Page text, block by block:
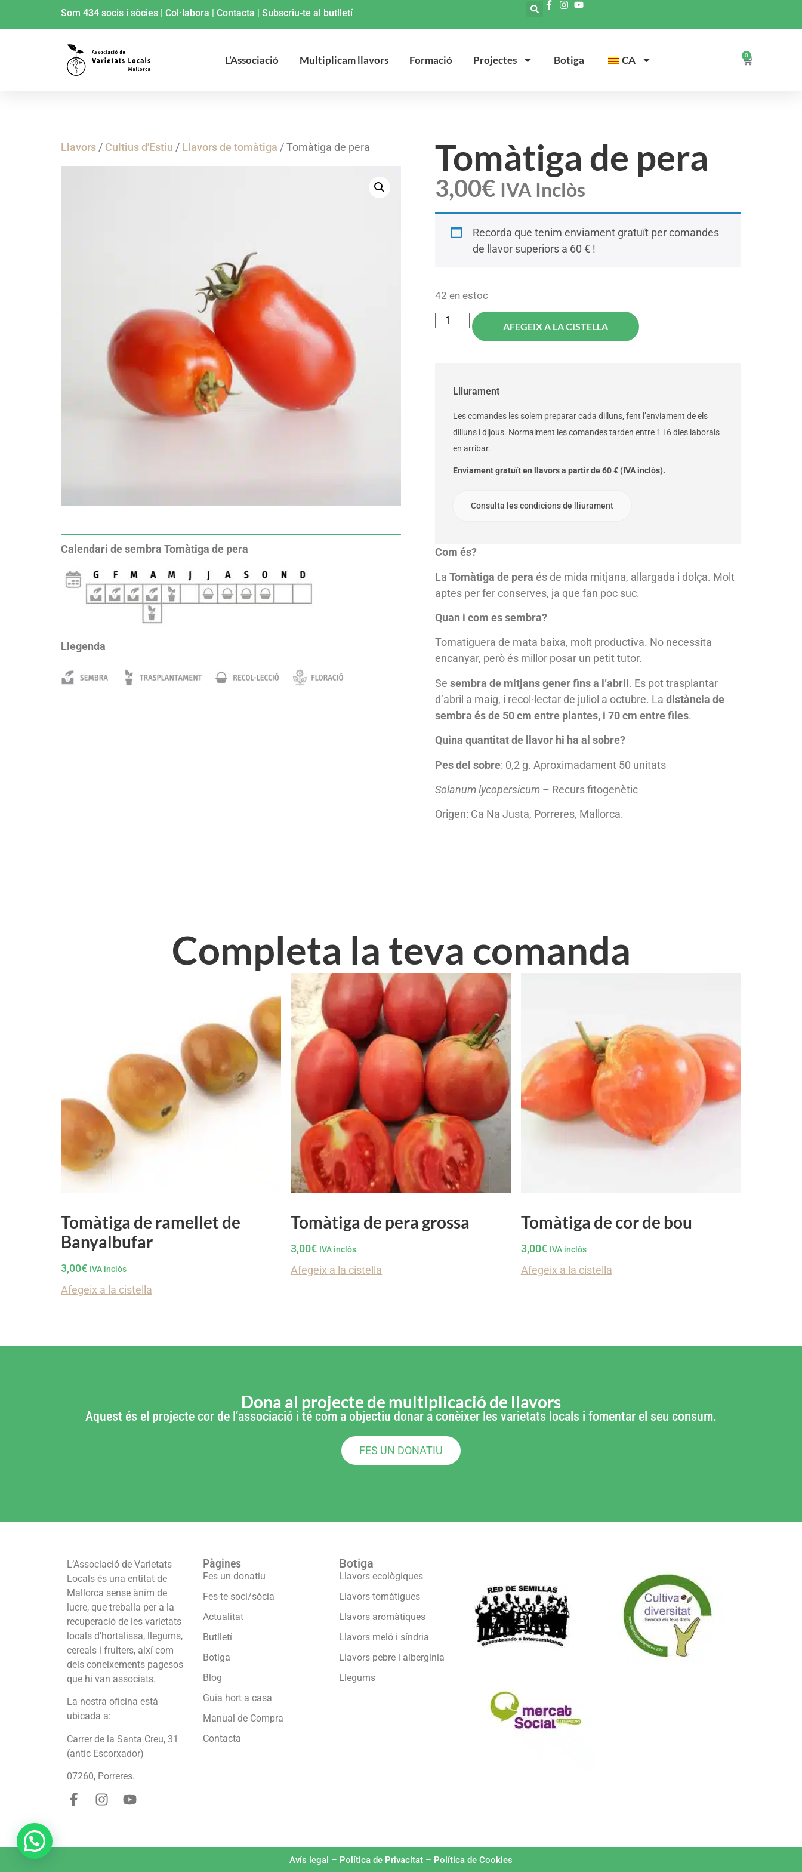
Som 434 socis i sòcies | Col·labora | Contacta | Subscriu-te al butlletí
L’Associació Multiplicam llavors Formació Projectes Botiga CA 0
Llavors/ Cultius d'Estiu / Llavors de tomàtiga / Tomàtiga de pera
Calendari de sembra Tomàtiga de pera
Llegenda
Tomàtiga de pera
3,00€ IVA Inclòs
Recorda que tenim enviament gratuït per comandes
de llavor superiors a 60 € !
42 en estoc
AFEGEIX A LA CISTELLA
Lliurament
Les comandes les solem preparar cada dilluns, fent l’enviament de els
dilluns i dijous. Normalment les comandes tarden entre 1 i 6 dies laborals
en arribar.
Enviament gratuït en llavors a partir de 60 € (IVA inclòs).
Consulta les condicions de lliurament
Com és?
La Tomàtiga de pera és de mida mitjana, allargada i dolça. Molt
aptes per fer conserves, ja que fan poc suc.
Quan i com es sembra?
Tomatiguera de mata baixa, molt productiva. No necessita
encanyar, però és millor posar un petit tutor.
Se sembra de mitjans gener fins a l’abril. Es pot trasplantar
d’abril a maig, i recol·lectar de juliol a octubre. La distància de
sembra és de 50 cm entre plantes, i 70 cm entre files.
Quina quantitat de llavor hi ha al sobre?
Pes del sobre: 0,2 g. Aproximadament 50 unitats
Solanum lycopersicum – Recurs fitogenètic
Origen: Ca Na Justa, Porreres, Mallorca.
Completa la teva comanda
Tomàtiga de ramellet de
Banyalbufar
3,00€ IVA inclòs
Afegeix a la cistella
Tomàtiga de pera grossa
3,00€ IVA inclòs
Afegeix a la cistella
Tomàtiga de cor de bou
3,00€ IVA inclòs
Afegeix a la cistella
Dona al projecte de multiplicació de llavors
Aquest és el projecte cor de l’associació i té com a objectiu donar a conèixer les varietats locals i fomentar el seu consum.
FES UN DONATIU
L’Associació de Varietats
Locals és una entitat de
Mallorca sense ànim de
lucre, que treballa per a la
recuperació de les varietats
locals d’hortalissa, llegums,
cereals i fruiters, així com
dels coneixements pagesos
que hi van associats.
La nostra oficina està
ubicada a:
Carrer de la Santa Creu, 31
(antic Escorxador)
07260, Porreres.
Pàgines
Fes un donatiu
Fes-te soci/sòcia
Actualitat
Butlletí
Botiga
Blog
Guia hort a casa
Manual de Compra
Contacta
Botiga
Llavors ecològiques
Llavors tomàtigues
Llavors aromàtiques
Llavors meló i síndria
Llavors pebre i alberginia
Llegums
Avís legal – Política de Privacitat – Política de Cookies